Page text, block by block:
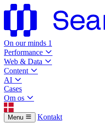
On our minds 1
Performance
Web & Data
Content
AI
Cases
Om os
Menu Kontakt